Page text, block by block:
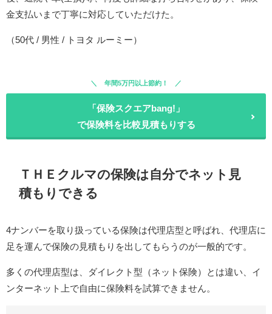
金支払いまで丁寧に対応していただけた。
（50代 / 男性 / トヨタ ルーミー）
年間5万円以上節約！
「保険スクエアbang!」
で保険料を比較見積もりする
ＴＨＥクルマの保険は自分でネット見
積もりできる
4ナンバーを取り扱っている保険は代理店型と呼ばれ、代理店に
足を運んで保険の見積もりを出してもらうのが一般的です。
多くの代理店型は、ダイレクト型（ネット保険）とは違い、イ
ンターネット上で自由に保険料を試算できません。